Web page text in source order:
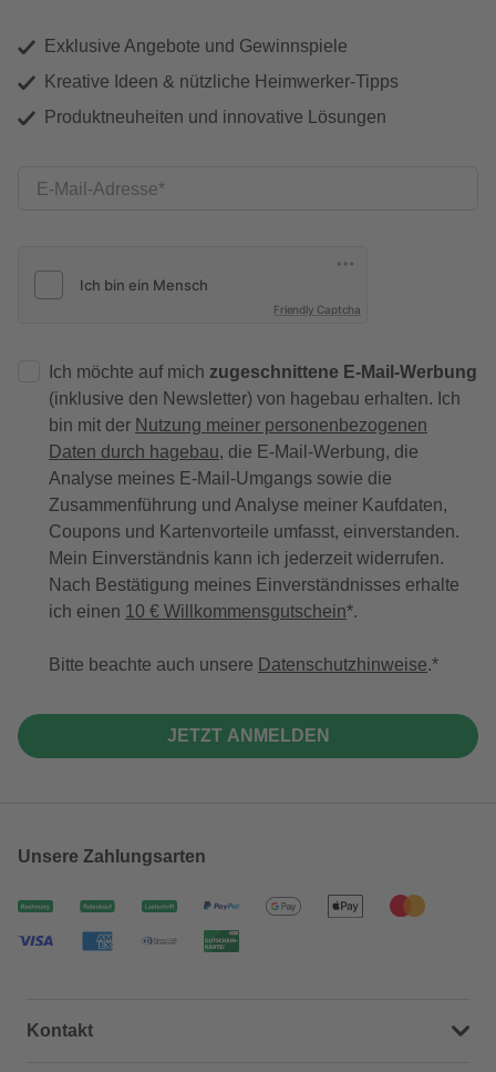
Exklusive Angebote und Gewinnspiele
Kreative Ideen & nützliche Heimwerker-Tipps
Produktneuheiten und innovative Lösungen
E-Mail-Adresse
Friendly Captcha
Ich möchte auf mich zugeschnittene E-Mail-Werbung
(inklusive den Newsletter) von hagebau erhalten. Ich
bin mit der Nutzung meiner personenbezogenen
Daten durch hagebau, die E-Mail-Werbung, die
Analyse meines E-Mail-Umgangs sowie die
Zusammenführung und Analyse meiner Kaufdaten,
Coupons und Kartenvorteile umfasst, einverstanden.
Mein Einverständnis kann ich jederzeit widerrufen.
Nach Bestätigung meines Einverständnisses erhalte
ich einen 10 € Willkommensgutschein*.
Bitte beachte auch unsere Datenschutzhinweise.
JETZT ANMELDEN
Unsere Zahlungsarten
Kontakt